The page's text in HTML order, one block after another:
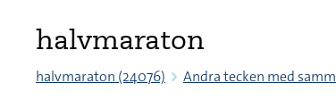
halvmaraton
halvmaraton (24076) Andra tecken med